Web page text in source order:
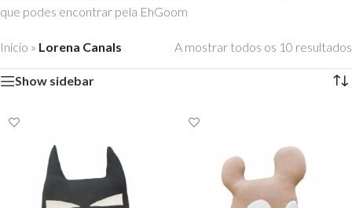
que podes encontrar pela EhGoom
Início » Lorena Canals A mostrar todos os 10 resultados
Show sidebar